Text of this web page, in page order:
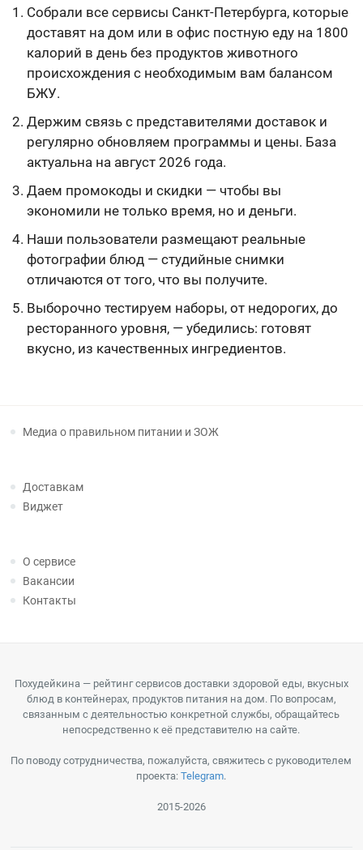
Собрали все сервисы Санкт-Петербурга, которые
доставят на дом или в офис постную еду на 1800
калорий в день без продуктов животного
происхождения с необходимым вам балансом
БЖУ.
Держим связь с представителями доставок и
регулярно обновляем программы и цены. База
актуальна на август 2026 года.
Даем промокоды и скидки — чтобы вы
экономили не только время, но и деньги.
Наши пользователи размещают реальные
фотографии блюд — студийные снимки
отличаются от того, что вы получите.
Выборочно тестируем наборы, от недорогих, до
ресторанного уровня, — убедились: готовят
вкусно, из качественных ингредиентов.
Медиа о правильном питании и ЗОЖ
Доставкам
Виджет
О сервисе
Вакансии
Контакты
Похудейкина — рейтинг сервисов доставки здоровой еды, вкусных
блюд в контейнерах, продуктов питания на дом. По вопросам,
связанным с деятельностью конкретной службы, обращайтесь
непосредственно к её представителю на сайте.
По поводу сотрудничества, пожалуйста, свяжитесь с руководителем
проекта:Telegram.
2015-2026